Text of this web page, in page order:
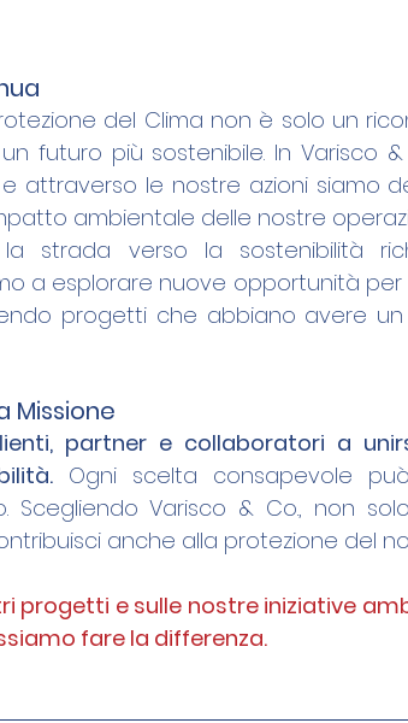
del Clima non è solo un
futuro più sostenibile. In Varisco
attraverso le nostre azioni siamo
ambientale delle nostre
strada verso la sostenibilità
a esplorare nuove opportunità per
progetti che abbiano avere
Missione
partner e collaboratori a
Ogni scelta consapevole
Scegliendo Varisco & Co., non
anche alla protezione del
progetti e sulle nostre iniziative
fare la differenza.